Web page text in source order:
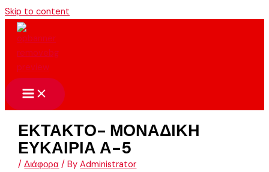
Skip to content
ΕΚΤΑΚΤΟ- ΜΟΝΑΔΙΚΗ
ΕΥΚΑΙΡΙΑ Α-5
/Διάφορα / ByAdministrator